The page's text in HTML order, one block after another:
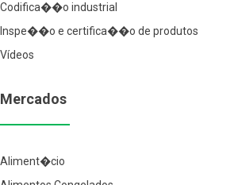
Codifica��o industrial
Inspe��o e certifica��o de produtos
Vídeos
Mercados
Aliment�cio